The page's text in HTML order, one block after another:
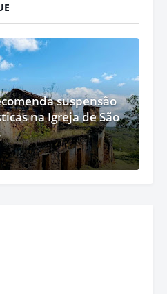
suspensão
na Igreja de São